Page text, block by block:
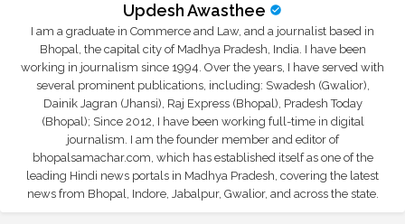
Updesh Awasthee
I am a graduate in Commerce and Law, and a journalist based in
Bhopal, the capital city of Madhya Pradesh, India. I have been
working in journalism since 1994. Over the years, I have served with
several prominent publications, including: Swadesh (Gwalior),
Dainik Jagran (Jhansi), Raj Express (Bhopal), Pradesh Today
(Bhopal); Since 2012, I have been working full-time in digital
journalism. I am the founder member and editor of
bhopalsamachar.com, which has established itself as one of the
leading Hindi news portals in Madhya Pradesh, covering the latest
news from Bhopal, Indore, Jabalpur, Gwalior, and across the state.